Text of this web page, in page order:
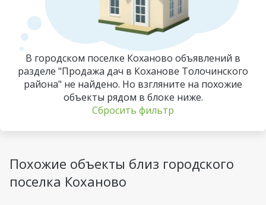
В городском поселке Коханово объявлений в
разделе "Продажа дач в Коханове Толочинского
района" не найдено. Но взгляните на похожие
объекты рядом в блоке ниже.
Сбросить фильтр
Похожие объекты близ городского
поселка Коханово